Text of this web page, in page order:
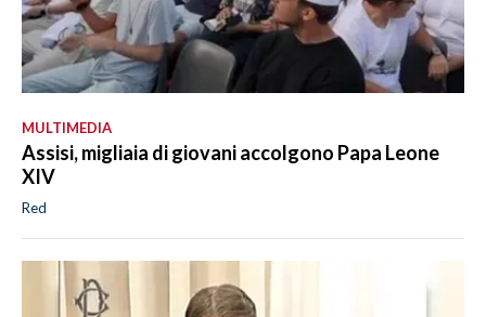
MULTIMEDIA
Assisi, migliaia di giovani accolgono Papa Leone
XIV
Red